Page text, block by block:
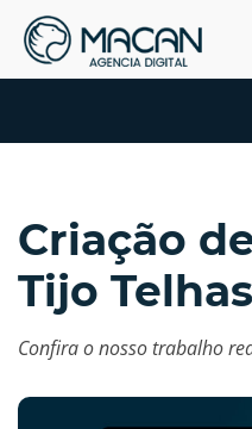
Criação
Tijo Telhas
Confira o nosso trabalho